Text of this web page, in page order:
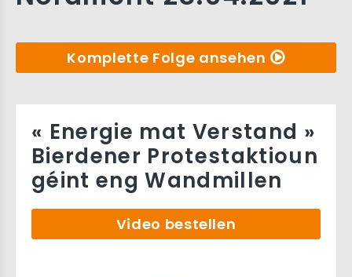
Komplette Folge ansehen
« Energie mat Verstand »
Bierdener Protestaktioun
géint eng Wandmillen
Video bestellen